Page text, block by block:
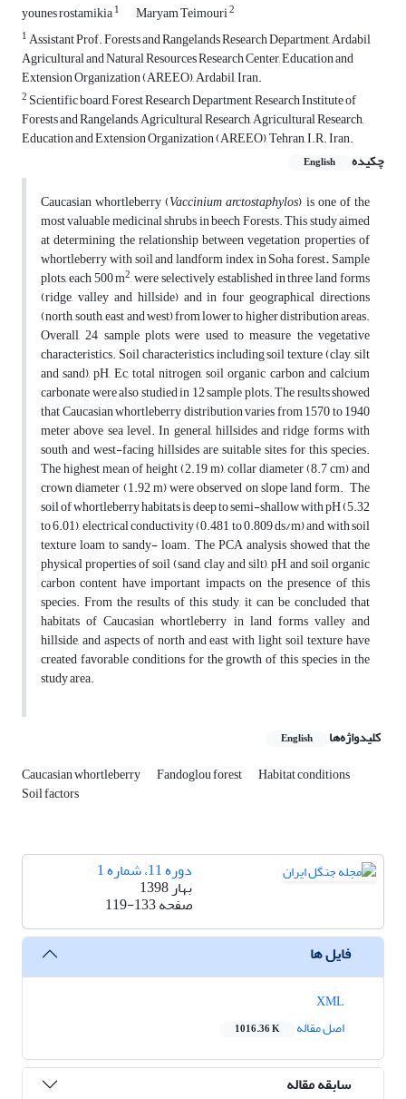
younes rostamikia1 Maryam Teimouri2
1Assistant Prof. Forests and Rangelands Research Department, Ardabil
Agricultural and Natural Resources Research Center, Education and
Extension Organization (AREEO), Ardabil, Iran.
2 Scientific board, Forest Research Department, Research Institute of
Forests and Rangelands, Agricultural Research, Agricultural Research,
Education and Extension Organization (AREEO), Tehran, I.R. Iran.
چکیده
English
Caucasian whortleberry (Vaccinium arctostaphylos) is one of the
most valuable medicinal shrubs in beech Forests. This study aimed
at determining the relationship between vegetation properties of
whortleberry with soil and landform index in Soha forest.Sample
plots, each 500 m2, were selectively established in three land forms
(ridge, valley and hillside) and in four geographical directions
(north, south, east and west) from lower to higher distribution areas.
Overall, 24 sample plots were used to measure the vegetative
characteristics. Soil characteristics including soil texture (clay, silt
and sand), pH, Ec, total nitrogen, soil organic carbon and calcium
carbonate were also studied in 12 sample plots. The results showed
that Caucasian whortleberry distribution varies from 1570 to 1940
meter above sea level. In general, hillsides and ridge forms with
south and west-facing hillsides are suitable sites for this species.
The highest mean of height (2.19 m), collar diameter (8.7 cm) and
crown diameter (1.92 m) were observed on slope land form. The
soil of whortleberry habitats is deep to semi-shallow with pH (5.32
to 6.01), electrical conductivity (0.481 to 0.809 ds/m) and with soil
texture loam to sandy- loam. The PCA analysis showed that the
physical properties of soil (sand, clay and silt), pH, and soil organic
carbon content have important impacts on the presence of this
species. From the results of this study, it can be concluded that
habitats of Caucasian whortleberry in land forms valley and
hillside, and aspects of north and east with light soil texture have
created favorable conditions for the growth of this species in the
study area.
کلیدواژه‌ها English
Caucasian whortleberry Fandoglou forest Habitat conditions
Soil factors
دوره 11، شماره 1
بهار 1398
صفحه119-133
فایل ها
اصل مقاله
1016.36 K
سابقه مقاله